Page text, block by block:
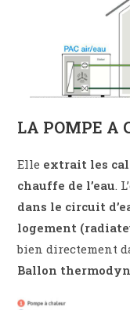
LA POMPE A
Elle extrait les
chauffe de l’eau.
dans le circuit
logement
bien directement
Ballon